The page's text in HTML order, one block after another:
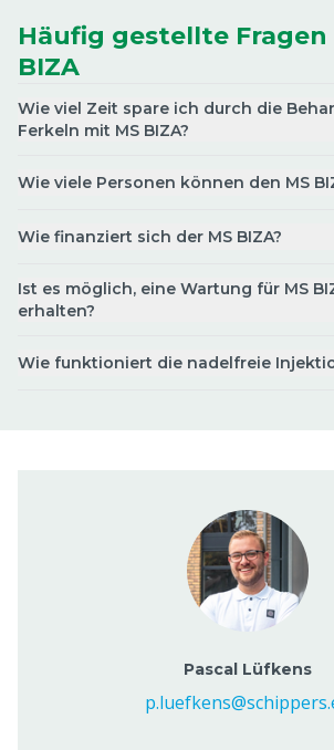
Häufig gestellte Fragen
BIZA
Wie viel Zeit spare ich durch die
Ferkeln mit MS BIZA?
Wie viele Personen können den MS
Wie finanziert sich der MS BIZA?
Ist es möglich, eine Wartung für MS
erhalten?
Wie funktioniert die nadelfreie
Pascal Lüfkens